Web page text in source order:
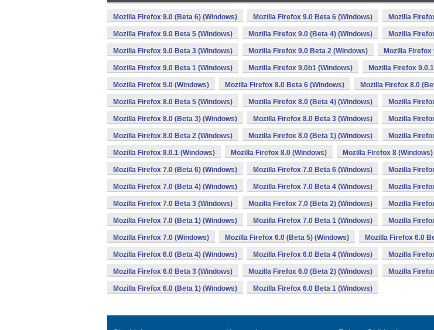
Mozilla Firefox 9.0 (Beta 6) (Windows) Mozilla Firefox 9.0 Beta 6 (Windows) Mozilla
Mozilla Firefox 9.0 Beta 5 (Windows) Mozilla Firefox 9.0 (Beta 4) (Windows) Mozilla
Mozilla Firefox 9.0 Beta 3 (Windows) Mozilla Firefox 9.0 Beta 2 (Windows) Mozilla Firefox
Mozilla Firefox 9.0 Beta 1 (Windows) Mozilla Firefox 9.0b1 (Windows) Mozilla Firefox
Mozilla Firefox 9.0 (Windows) Mozilla Firefox 8.0 Beta 6 (Windows) Mozilla Firefox 8.0
Mozilla Firefox 8.0 Beta 5 (Windows) Mozilla Firefox 8.0 (Beta 4) (Windows) Mozilla
Mozilla Firefox 8.0 (Beta 3) (Windows) Mozilla Firefox 8.0 Beta 3 (Windows) Mozilla
Mozilla Firefox 8.0 Beta 2 (Windows) Mozilla Firefox 8.0 (Beta 1) (Windows) Mozilla
Mozilla Firefox 8.0.1 (Windows) Mozilla Firefox 8.0 (Windows) Mozilla Firefox 8 (Windows)
Mozilla Firefox 7.0 (Beta 6) (Windows) Mozilla Firefox 7.0 Beta 6 (Windows) Mozilla
Mozilla Firefox 7.0 (Beta 4) (Windows) Mozilla Firefox 7.0 Beta 4 (Windows) Mozilla
Mozilla Firefox 7.0 Beta 3 (Windows) Mozilla Firefox 7.0 (Beta 2) (Windows) Mozilla
Mozilla Firefox 7.0 (Beta 1) (Windows) Mozilla Firefox 7.0 Beta 1 (Windows) Mozilla
Mozilla Firefox 7.0 (Windows) Mozilla Firefox 6.0 (Beta 5) (Windows) Mozilla Firefox 6.0
Mozilla Firefox 6.0 (Beta 4) (Windows) Mozilla Firefox 6.0 Beta 4 (Windows) Mozilla
Mozilla Firefox 6.0 Beta 3 (Windows) Mozilla Firefox 6.0 (Beta 2) (Windows) Mozilla
Mozilla Firefox 6.0 (Beta 1) (Windows) Mozilla Firefox 6.0 Beta 1 (Windows)